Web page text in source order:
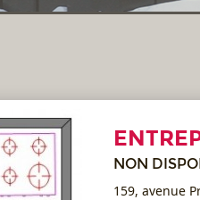
NON
159, avenue